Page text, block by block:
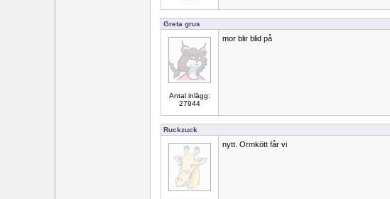
Greta grus
Antal inlägg:
27944
mor blir blid på
Ruckzuck
nytt. Ormkött får vi